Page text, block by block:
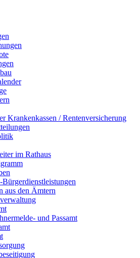
Krankenkassen / Rentenversicherung
im Rathaus
aus den Ämtern
und Passamt